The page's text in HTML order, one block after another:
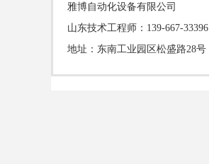
雅博自动化设备有限公司
山东技术工程师：139-667-33396
地址：东南工业园区松盛路28号